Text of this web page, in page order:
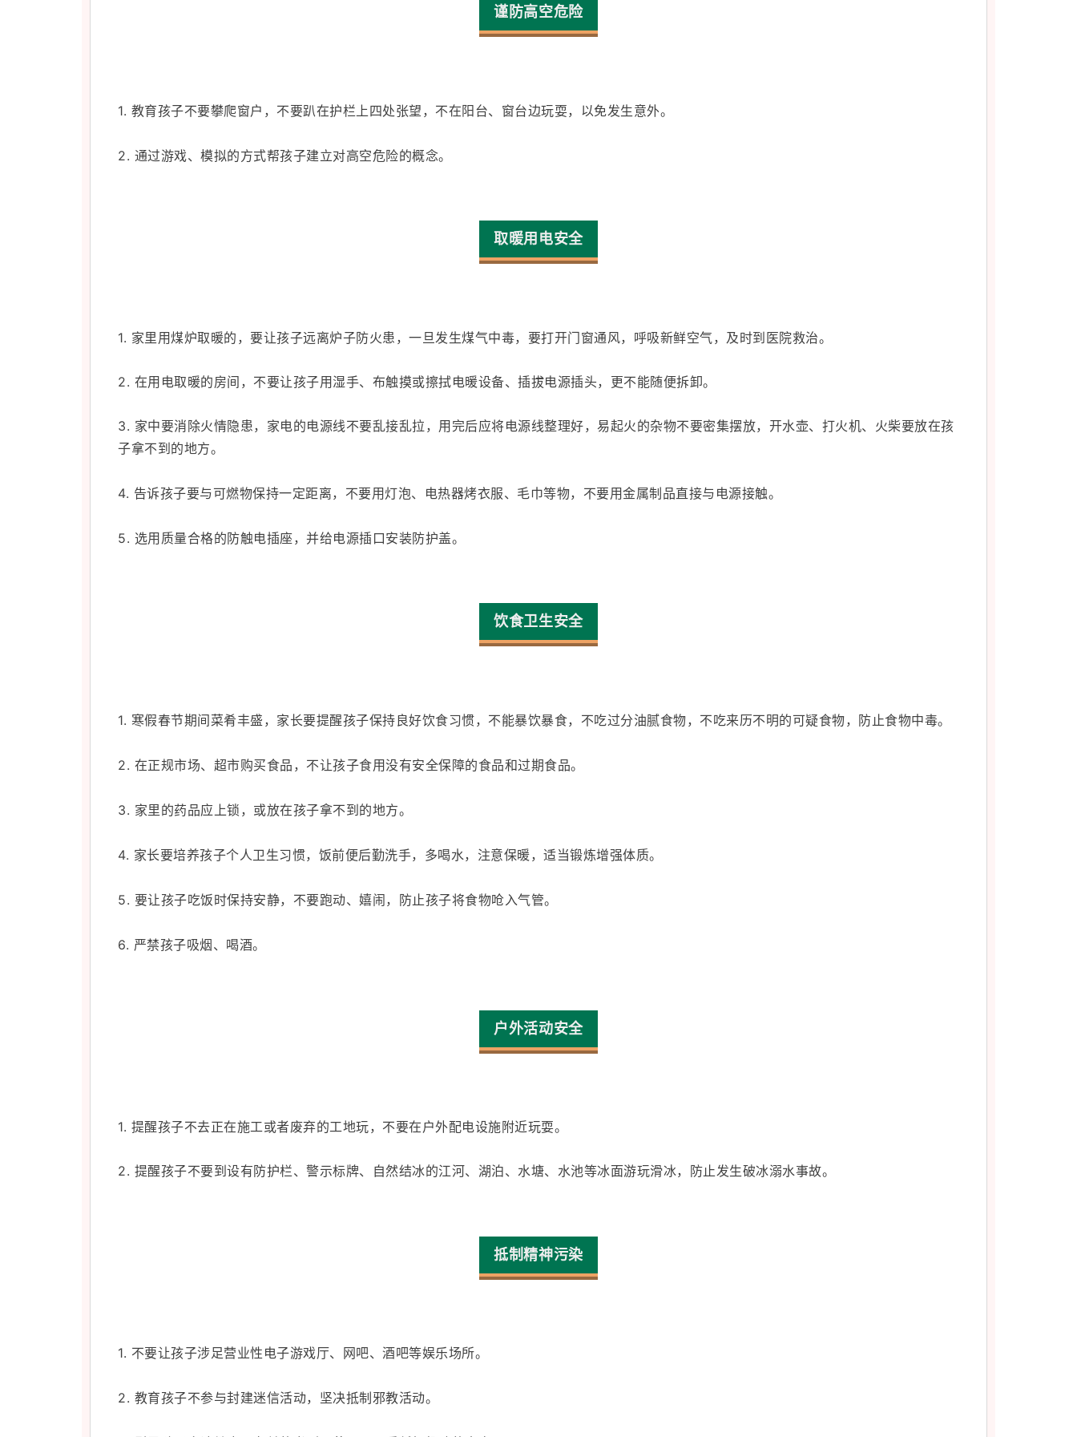
谨防高空危险
1. 教育孩子不要攀爬窗户， 不要趴在护栏上四处张望，不在阳台、窗台边玩耍，以免发生意外。
2. 通过游戏、模拟的方式帮孩子建立对高空危险的概念。
取暖用电安全
1. 家里用煤炉取暖的，要让孩子远离炉子防火患，一旦发生煤气中毒，要打开门窗通风，呼吸新鲜空气，及时到医院救治。
2. 在用电取暖的房间，不要让孩子用湿手、布触摸或擦拭电暖设备、插拔电源插头，更不能随便拆卸。
3. 家中要消除火情隐患， 家电的电源线不要乱接乱拉，用完后应将电源线整理好， 易起火的杂物不要密集摆放，开水壶、打火机、火柴要放在孩
子拿不到的地方。
4. 告诉孩子要与可燃物保持一定距离，不要用灯泡、电热器烤衣服、毛巾等物， 不要用金属制品直接与电源接触。
5. 选用质量合格的防触电插座，并给电源插口安装防护盖。
饮食卫生安全
1. 寒假春节期间菜肴丰盛，家长要提醒孩子保持良好饮食习惯，不能暴饮暴食，不吃过分油腻食物，不吃来历不明的可疑食物，防止食物中毒。
2. 在正规市场、超市购买食品，不让孩子食用没有安全保障的食品和过期食品。
3. 家里的药品应上锁，或放在孩子拿不到的地方。
4. 家长要培养孩子个人卫生习惯，饭前便后勤洗手，多喝水，注意保暖，适当锻炼增强体质。
5. 要让孩子吃饭时保持安静，不要跑动、嬉闹，防止孩子将食物呛入气管。
6. 严禁孩子吸烟、喝酒。
户外活动安全
1. 提醒孩子不去正在施工或者废弃的工地玩， 不要在户外配电设施附近玩耍。
2. 提醒孩子不要到设有防护栏、警示标牌、自然结冰的江河、湖泊、水塘、水池等冰面游玩滑冰，防止发生破冰溺水事故。
抵制精神污染
1. 不要让孩子涉足营业性电子游戏厅、网吧、酒吧等娱乐场所。
2. 教育孩子不参与封建迷信活动，坚决抵制邪教活动。